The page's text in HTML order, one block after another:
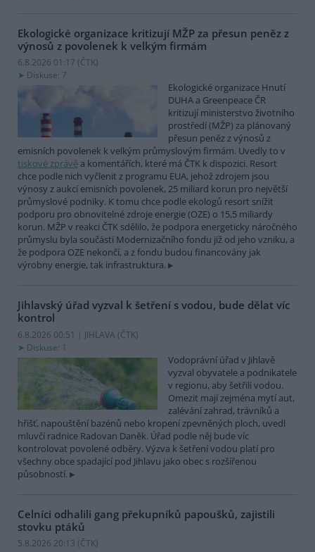
Ekologické organizace kritizují MŽP za přesun peněz z
výnosů z povolenek k velkým firmám
6.8.2026 01:17 (ČTK)
Diskuse: 7
Ekologické organizace Hnutí
DUHA a Greenpeace ČR
kritizují ministerstvo životního
prostředí (MŽP) za plánovaný
přesun peněz z výnosů z
emisních povolenek k velkým průmyslovým firmám. Uvedly to v
tiskové zprávě a komentářích, které má ČTK k dispozici. Resort
chce podle nich vyčlenit z programu EUA, jehož zdrojem jsou
výnosy z aukcí emisních povolenek, 25 miliard korun pro největší
průmyslové podniky. K tomu chce podle ekologů resort snížit
podporu pro obnovitelné zdroje energie (OZE) o 15,5 miliardy
korun. MŽP v reakci ČTK sdělilo, že podpora energeticky náročného
průmyslu byla součástí Modernizačního fondu již od jeho vzniku, a
že podpora OZE nekončí, a z fondu budou financovány jak
výrobny energie, tak infrastruktura.
Jihlavský úřad vyzval k šetření s vodou, bude dělat víc
kontrol
6.8.2026 00:51 | JIHLAVA (ČTK)
Diskuse: 1
Vodoprávní úřad v Jihlavě
vyzval obyvatele a podnikatele
v regionu, aby šetřili vodou.
Omezit mají zejména mytí aut,
zalévání zahrad, trávníků a
hřišť, napouštění bazénů nebo kropení zpevněných ploch, uvedl
mluvčí radnice Radovan Daněk. Úřad podle něj bude víc
kontrolovat povolené odběry. Výzva k šetření vodou platí pro
všechny obce spadající pod Jihlavu jako obec s rozšířenou
působností.
Celníci odhalili gang překupníků papoušků, zajistili
stovku ptáků
5.8.2026 20:13 (ČTK)